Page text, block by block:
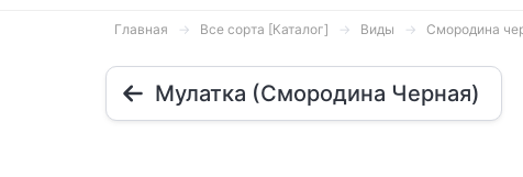
Главная Все сорта [Каталог] Виды Смородина
Мулатка (Смородина Черная)